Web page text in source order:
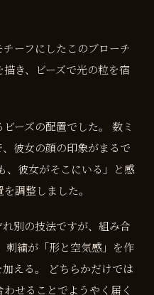
ーフにしたこのブローチ
き、ビーズで光の粒を宿
ーズの配置でした。 数ミ
彼女の顔の印象がまるで
、彼女がそこにいる」と感
調整しました。
別の技法ですが、組み合
刺繍が「形と空気感」を作
える。 どちらかだけでは
せることでようやく届く